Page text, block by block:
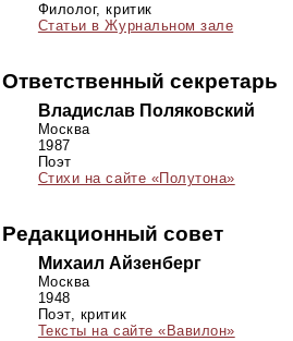
Филолог, критик
Статьи в Журнальном зале
Ответственный секретарь
Владислав Поляковский
Москва
1987
Поэт
Стихи на сайте «Полутона»
Редакционный совет
Михаил Айзенберг
Москва
1948
Поэт, критик
Тексты на сайте «Вавилон»